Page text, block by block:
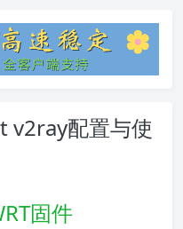
配置与使
固件